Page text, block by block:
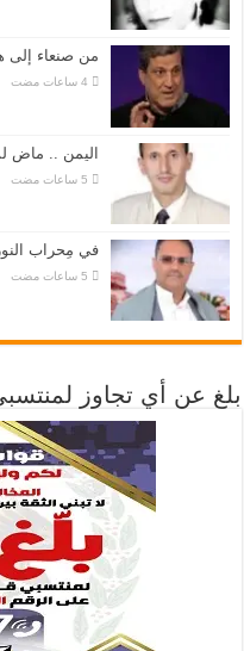
من صنعاء إلى
اليمن .. ماض
في مِحراب
بلغ عن أي تجاوز